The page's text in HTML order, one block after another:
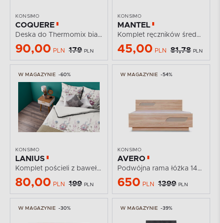
KONSIMO
COQUERE
Deska do Thermomix biała
90,00 PLN 179 PLN
KONSIMO
MANTEL
Komplet ręczników średnich 4 szt.
45,00 PLN 81,78 PLN
W MAGAZYNIE -60%
KONSIMO
LANIUS
Komplet pościeli z bawełny satynowej
80,00 PLN 199 PLN
W MAGAZYNIE -54%
KONSIMO
AVERO
Podwójna rama łóżka 140 x 200 cm w stylu...
650 PLN 1399 PLN
W MAGAZYNIE -30% W MAGAZYNIE -39%